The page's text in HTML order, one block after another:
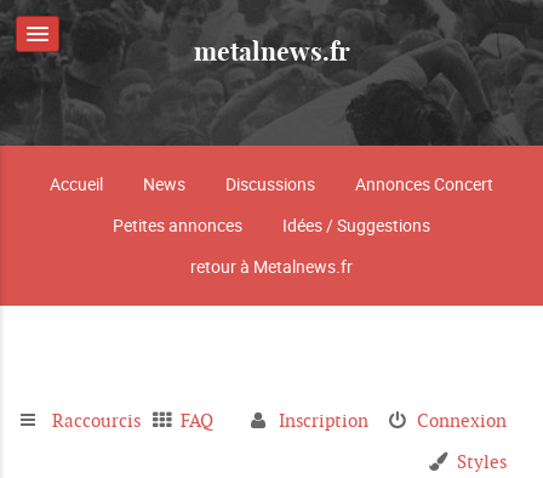
metalnews.fr
Accueil News Discussions
Annonces Concert
Petites annonces
Idées / Suggestions
retour à Metalnews.fr
Raccourcis FAQ Connexion
Inscription
Styles